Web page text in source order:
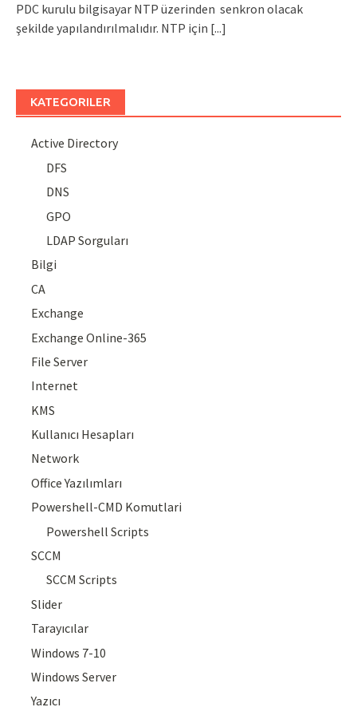
PDC kurulu bilgisayar NTP üzerinden senkron olacak
şekilde yapılandırılmalıdır. NTP için [...]
KATEGORILER
Active Directory
DFS
DNS
GPO
LDAP Sorguları
Bilgi
CA
Exchange
Exchange Online-365
File Server
Internet
KMS
Kullanıcı Hesapları
Network
Office Yazılımları
Powershell-CMD Komutlari
Powershell Scripts
SCCM
SCCM Scripts
Slider
Tarayıcılar
Windows 7-10
Windows Server
Yazıcı